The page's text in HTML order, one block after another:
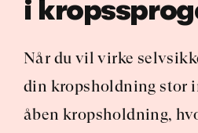
i
Når du vil virke
din kropsholdning stor
åben kropsholdning,